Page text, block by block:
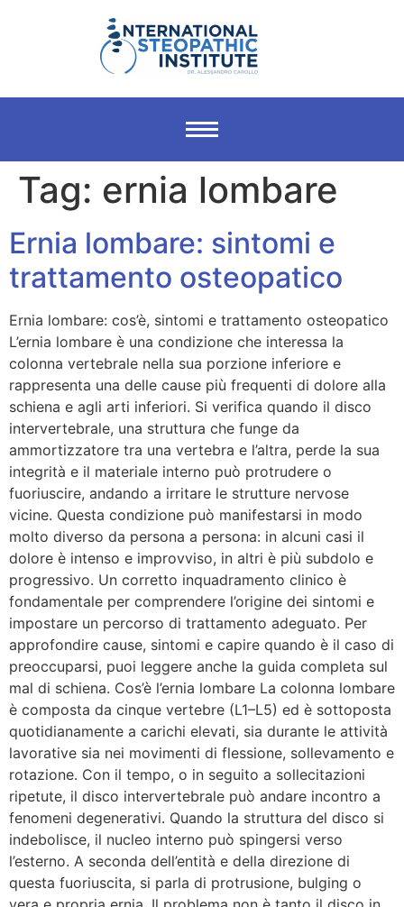
Tag: ernia lombare
Ernia lombare: sintomi e
trattamento osteopatico
Ernia lombare: cos’è, sintomi e trattamento osteopatico
L’ernia lombare è una condizione che interessa la
colonna vertebrale nella sua porzione inferiore e
rappresenta una delle cause più frequenti di dolore alla
schiena e agli arti inferiori. Si verifica quando il disco
intervertebrale, una struttura che funge da
ammortizzatore tra una vertebra e l’altra, perde la sua
integrità e il materiale interno può protrudere o
fuoriuscire, andando a irritare le strutture nervose
vicine. Questa condizione può manifestarsi in modo
molto diverso da persona a persona: in alcuni casi il
dolore è intenso e improvviso, in altri è più subdolo e
progressivo. Un corretto inquadramento clinico è
fondamentale per comprendere l’origine dei sintomi e
impostare un percorso di trattamento adeguato. Per
approfondire cause, sintomi e capire quando è il caso di
preoccuparsi, puoi leggere anche la guida completa sul
mal di schiena. Cos’è l’ernia lombare La colonna lombare
è composta da cinque vertebre (L1–L5) ed è sottoposta
quotidianamente a carichi elevati, sia durante le attività
lavorative sia nei movimenti di flessione, sollevamento e
rotazione. Con il tempo, o in seguito a sollecitazioni
ripetute, il disco intervertebrale può andare incontro a
fenomeni degenerativi. Quando la struttura del disco si
indebolisce, il nucleo interno può spingersi verso
l’esterno. A seconda dell’entità e della direzione di
questa fuoriuscita, si parla di protrusione, bulging o